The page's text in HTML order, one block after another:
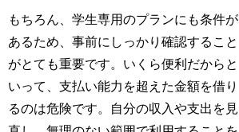
もちろん、学生専用のプランにも条件が
あるため、事前にしっかり確認すること
がとても重要です。いくら便利だからと
いって、支払い能力を超えた金額を借り
るのは危険です。自分の収入や支出を見